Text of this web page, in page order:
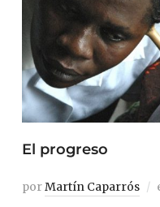
El progreso
porMartín Caparrós